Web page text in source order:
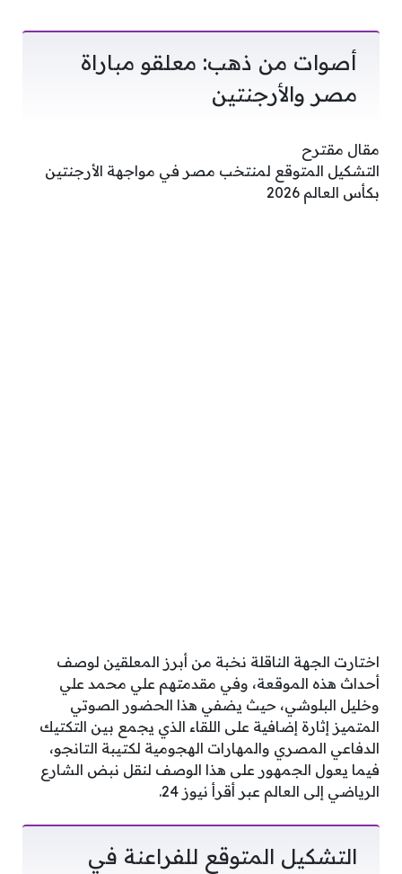
أصوات من ذهب: معلقو مباراة
مصر والأرجنتين
مقال مقترح
التشكيل المتوقع لمنتخب مصر في مواجهة الأرجنتين
بكأس العالم 2026
اختارت الجهة الناقلة نخبة من أبرز المعلقين لوصف
أحداث هذه الموقعة، وفي مقدمتهم علي محمد علي
وخليل البلوشي، حيث يضفي هذا الحضور الصوتي
المتميز إثارة إضافية على اللقاء الذي يجمع بين التكتيك
الدفاعي المصري والمهارات الهجومية لكتيبة التانجو،
فيما يعول الجمهور على هذا الوصف لنقل نبض الشارع
الرياضي إلى العالم عبر أقرأ نيوز 24.
التشكيل المتوقع للفراعنة في